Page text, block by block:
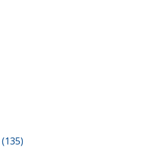
(135)